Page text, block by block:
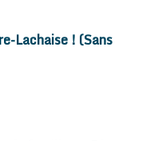
Lachaise ! (Sans